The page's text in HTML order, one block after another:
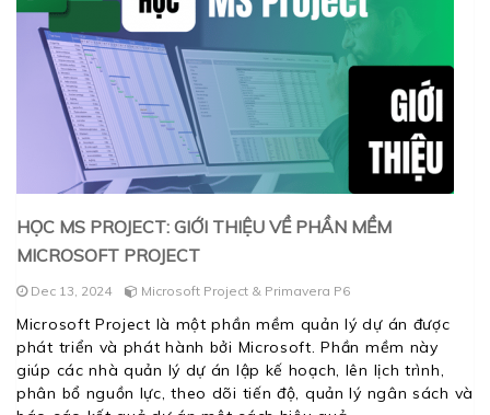
HỌC MS PROJECT: GIỚI THIỆU VỀ PHẦN MỀM
MICROSOFT PROJECT
Dec 13, 2024 Microsoft Project & Primavera P6
Microsoft Project là một phần mềm quản lý dự án được
phát triển và phát hành bởi Microsoft. Phần mềm này
giúp các nhà quản lý dự án lập kế hoạch, lên lịch trình,
phân bổ nguồn lực, theo dõi tiến độ, quản lý ngân sách và